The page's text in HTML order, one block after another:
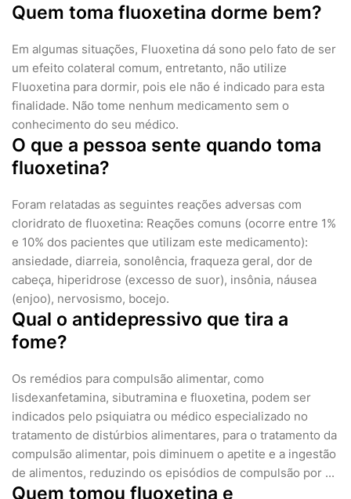
Quem toma fluoxetina dorme bem?
Em algumas situações, Fluoxetina dá sono pelo fato de ser
um efeito colateral comum, entretanto, não utilize
Fluoxetina para dormir, pois ele não é indicado para esta
finalidade. Não tome nenhum medicamento sem o
conhecimento do seu médico.
O que a pessoa sente quando toma
fluoxetina?
Foram relatadas as seguintes reações adversas com
cloridrato de fluoxetina: Reações comuns (ocorre entre 1%
e 10% dos pacientes que utilizam este medicamento):
ansiedade, diarreia, sonolência, fraqueza geral, dor de
cabeça, hiperidrose (excesso de suor), insônia, náusea
(enjoo), nervosismo, bocejo.
Qual o antidepressivo que tira a
fome?
Os remédios para compulsão alimentar, como
lisdexanfetamina, sibutramina e fluoxetina, podem ser
indicados pelo psiquiatra ou médico especializado no
tratamento de distúrbios alimentares, para o tratamento da
compulsão alimentar, pois diminuem o apetite e a ingestão
de alimentos, reduzindo os episódios de compulsão por ...
Quem tomou fluoxetina e